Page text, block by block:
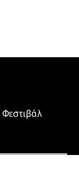
Φεστιβάλ